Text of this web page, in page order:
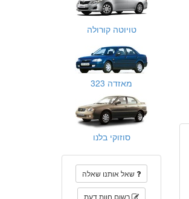
טויוטה קורולה
מאזדה 323
סוזוקי בלנו
שאל אותנו שאלה
רשום חוות דעת